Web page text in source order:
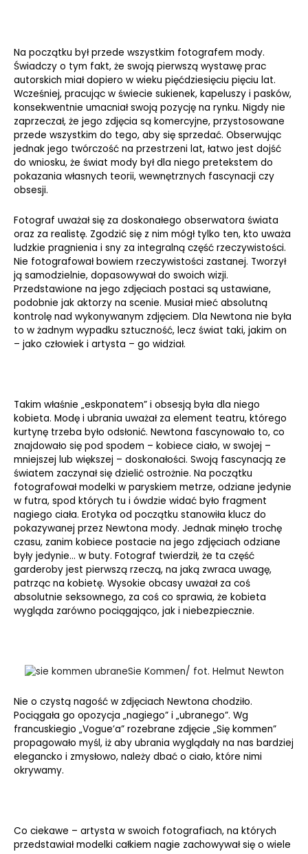
Na początku był przede wszystkim fotografem mody.
Świadczy o tym fakt, że swoją pierwszą wystawę prac
autorskich miał dopiero w wieku pięćdziesięciu pięciu lat.
Wcześniej, pracując w świecie sukienek, kapeluszy i pasków,
konsekwentnie umacniał swoją pozycję na rynku. Nigdy nie
zaprzeczał, że jego zdjęcia są komercyjne, przystosowane
przede wszystkim do tego, aby się sprzedać. Obserwując
jednak jego twórczość na przestrzeni lat, łatwo jest dojść
do wniosku, że świat mody był dla niego pretekstem do
pokazania własnych teorii, wewnętrznych fascynacji czy
obsesji.
Fotograf uważał się za doskonałego obserwatora świata
oraz za realistę. Zgodzić się z nim mógł tylko ten, kto uważa
ludzkie pragnienia i sny za integralną część rzeczywistości.
Nie fotografował bowiem rzeczywistości zastanej. Tworzył
ją samodzielnie, dopasowywał do swoich wizji.
Przedstawione na jego zdjęciach postaci są ustawiane,
podobnie jak aktorzy na scenie. Musiał mieć absolutną
kontrolę nad wykonywanym zdjęciem. Dla Newtona nie była
to w żadnym wypadku sztuczność, lecz świat taki, jakim on
– jako człowiek i artysta – go widział.
Takim właśnie „eskponatem” i obsesją była dla niego
kobieta. Modę i ubrania uważał za element teatru, którego
kurtynę trzeba było odsłonić. Newtona fascynowało to, co
znajdowało się pod spodem – kobiece ciało, w swojej –
mniejszej lub większej – doskonałości. Swoją fascynacją ze
światem zaczynał się dzielić ostrożnie. Na początku
fotografował modelki w paryskiem metrze, odziane jedynie
w futra, spod których tu i ówdzie widać było fragment
nagiego ciała. Erotyka od początku stanowiła klucz do
pokazywanej przez Newtona mody. Jednak minęło trochę
czasu, zanim kobiece postacie na jego zdjęciach odziane
były jedynie… w buty. Fotograf twierdził, że ta część
garderoby jest pierwszą rzeczą, na jaką zwraca uwagę,
patrząc na kobietę. Wysokie obcasy uważał za coś
absolutnie seksownego, za coś co sprawia, że kobieta
wygląda zarówno pociągająco, jak i niebezpiecznie.
Sie Kommen/ fot. Helmut Newton
Nie o czystą nagość w zdjęciach Newtona chodziło.
Pociągała go opozycja „nagiego” i „ubranego”. Wg
francuskiegio „Vogue’a” rozebrane zdjęcie „Się kommen”
propagowało myśl, iż aby ubrania wyglądały na nas bardziej
elegancko i zmysłowo, należy dbać o ciało, które nimi
okrywamy.
Co ciekawe – artysta w swoich fotografiach, na których
przedstawiał modelki całkiem nagie zachowywał się o wiele